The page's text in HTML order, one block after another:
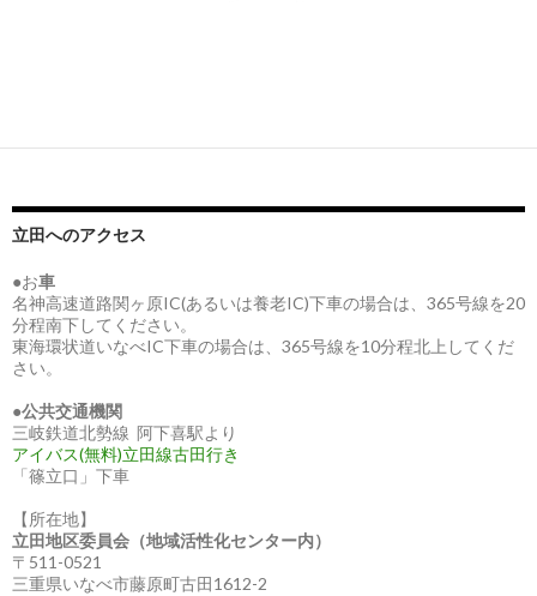
立田へのアクセス
●お車
名神高速道路関ヶ原IC(あるいは養老IC)下車の場合は、365号線を20
分程南下してください。
東海環状道いなべIC下車の場合は、365号線を10分程北上してくだ
さい。
●公共交通機関
三岐鉄道北勢線 阿下喜駅より
アイバス(無料)立田線古田行き
「篠立口」下車
【所在地】
立田地区委員会（地域活性化センター内）
〒511-0521
三重県いなべ市藤原町古田1612-2